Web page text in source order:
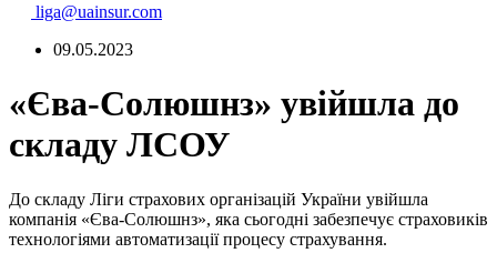
liga@uainsur.com
09.05.2023
«Єва-Солюшнз» увійшла до
складу ЛСОУ
До складу Ліги страхових організацій України увійшла
компанія «Єва-Солюшнз», яка сьогодні забезпечує страховиків
технологіями автоматизації процесу страхування.